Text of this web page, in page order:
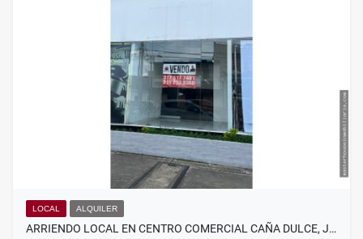
LOCAL ALQUILER
ARRIENDO LOCAL EN CENTRO COMERCIAL CAÑA DULCE, J…